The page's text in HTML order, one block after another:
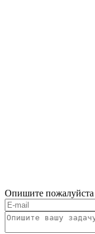
Опишите пожалуйста